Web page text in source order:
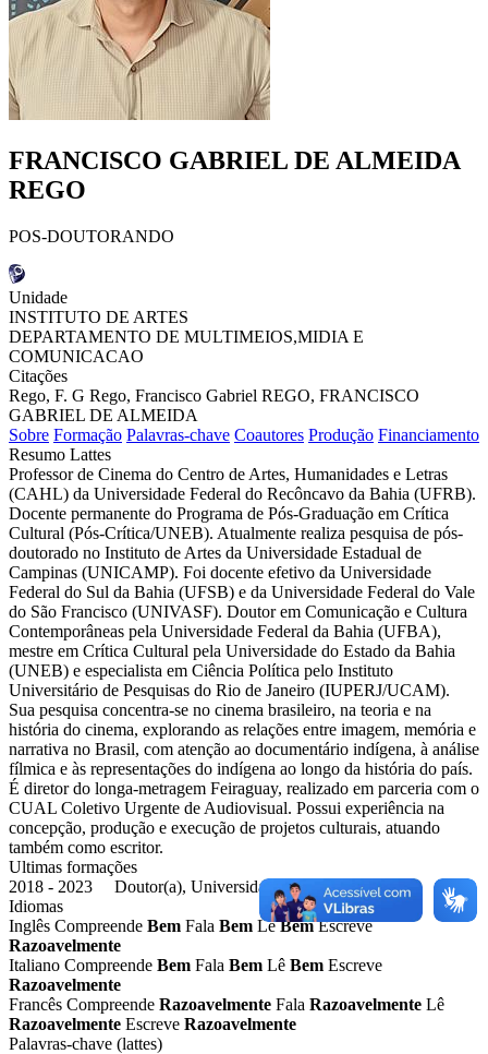
FRANCISCO GABRIEL DE ALMEIDA
REGO
POS-DOUTORANDO
Unidade
INSTITUTO DE ARTES
DEPARTAMENTO DE MULTIMEIOS,MIDIA E
COMUNICACAO
Citações
Rego, F. G Rego, Francisco Gabriel REGO, FRANCISCO
GABRIEL DE ALMEIDA
Sobre Formação Palavras-chave Coautores Produção Financiamento
Resumo Lattes
Professor de Cinema do Centro de Artes, Humanidades e Letras
(CAHL) da Universidade Federal do Recôncavo da Bahia (UFRB).
Docente permanente do Programa de Pós-Graduação em Crítica
Cultural (Pós-Crítica/UNEB). Atualmente realiza pesquisa de pós-
doutorado no Instituto de Artes da Universidade Estadual de
Campinas (UNICAMP). Foi docente efetivo da Universidade
Federal do Sul da Bahia (UFSB) e da Universidade Federal do Vale
do São Francisco (UNIVASF). Doutor em Comunicação e Cultura
Contemporâneas pela Universidade Federal da Bahia (UFBA),
mestre em Crítica Cultural pela Universidade do Estado da Bahia
(UNEB) e especialista em Ciência Política pelo Instituto
Universitário de Pesquisas do Rio de Janeiro (IUPERJ/UCAM).
Sua pesquisa concentra-se no cinema brasileiro, na teoria e na
história do cinema, explorando as relações entre imagem, memória e
narrativa no Brasil, com atenção ao documentário indígena, à análise
fílmica e às representações do indígena ao longo da história do país.
É diretor do longa-metragem Feiraguay, realizado em parceria com o
CUAL Coletivo Urgente de Audiovisual. Possui experiência na
concepção, produção e execução de projetos culturais, atuando
também como escritor.
Ultimas formações
2018 - 2023 Doutor(a), Universidade Federal da Bahia
Idiomas
Inglês Compreende Bem Fala Bem LêBem Escreve
Razoavelmente
Italiano Compreende Bem Fala Bem Lê Bem Escreve
Razoavelmente
Francês Compreende Razoavelmente Fala Razoavelmente Lê
Razoavelmente Escreve Razoavelmente
Palavras-chave (lattes)